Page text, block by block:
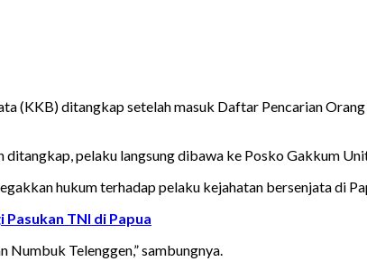
(KKB) ditangkap setelah masuk Daftar Pencarian
ditangkap, pelaku langsung dibawa ke Posko Gakkum
hukum terhadap pelaku kejahatan bersenjata di
TNI di Papua
Numbuk Telenggen,” sambungnya.